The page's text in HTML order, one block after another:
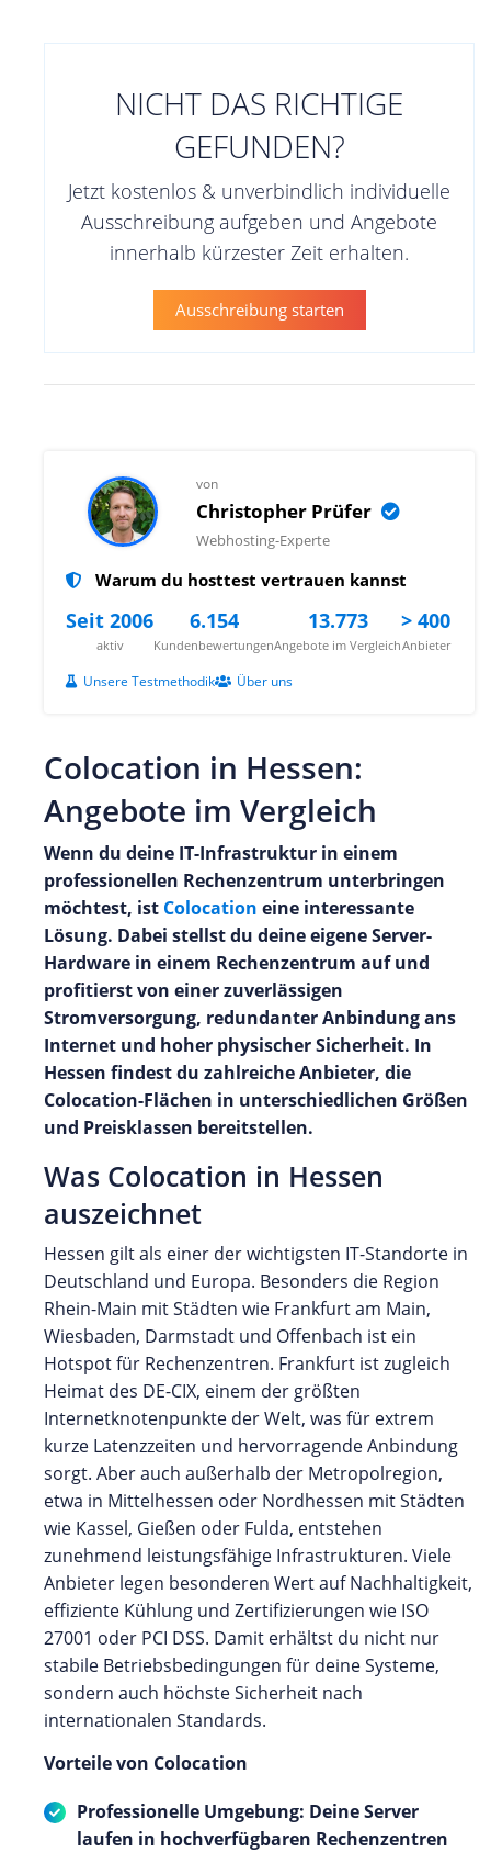
NICHT DAS RICHTIGE
GEFUNDEN?
Jetzt kostenlos & unverbindlich individuelle
Ausschreibung aufgeben und Angebote
innerhalb kürzester Zeit erhalten.
Ausschreibung starten
von
Christopher Prüfer
Webhosting-Experte
Warum du hosttest vertrauen kannst
Seit 2006
aktiv
6.154
Kundenbewertungen
13.773
Angebote im Vergleich
> 400
Anbieter
Unsere Testmethodik Über uns
Colocation in Hessen:
Angebote im Vergleich
Wenn du deine IT-Infrastruktur in einem
professionellen Rechenzentrum unterbringen
möchtest, ist Colocation eine interessante
Lösung. Dabei stellst du deine eigene Server-
Hardware in einem Rechenzentrum auf und
profitierst von einer zuverlässigen
Stromversorgung, redundanter Anbindung ans
Internet und hoher physischer Sicherheit. In
Hessen findest du zahlreiche Anbieter, die
Colocation-Flächen in unterschiedlichen Größen
und Preisklassen bereitstellen.
Was Colocation in Hessen
auszeichnet
Hessen gilt als einer der wichtigsten IT-Standorte in
Deutschland und Europa. Besonders die Region
Rhein-Main mit Städten wie Frankfurt am Main,
Wiesbaden, Darmstadt und Offenbach ist ein
Hotspot für Rechenzentren. Frankfurt ist zugleich
Heimat des DE-CIX, einem der größten
Internetknotenpunkte der Welt, was für extrem
kurze Latenzzeiten und hervorragende Anbindung
sorgt. Aber auch außerhalb der Metropolregion,
etwa in Mittelhessen oder Nordhessen mit Städten
wie Kassel, Gießen oder Fulda, entstehen
zunehmend leistungsfähige Infrastrukturen. Viele
Anbieter legen besonderen Wert auf Nachhaltigkeit,
effiziente Kühlung und Zertifizierungen wie ISO
27001 oder PCI DSS. Damit erhältst du nicht nur
stabile Betriebsbedingungen für deine Systeme,
sondern auch höchste Sicherheit nach
internationalen Standards.
Vorteile von Colocation
Professionelle Umgebung: Deine Server
laufen in hochverfügbaren Rechenzentren